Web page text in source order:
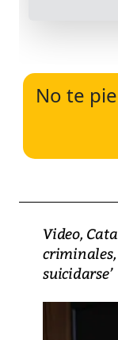
No te
Video,
criminales,
suicidarse’